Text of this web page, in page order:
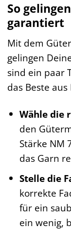
So
garantiert
Mit dem
gelingen
sind ein paar
das Beste
Wähle die
den
Stärke NM
das Garn
Stelle die
korrekte
für ein
ein wenig,